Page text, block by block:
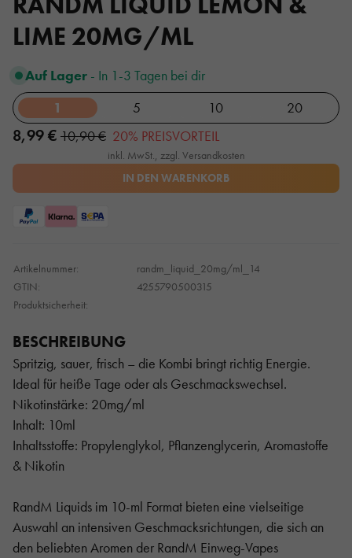
LIME 20MG/ML
Auf Lager - In 1-3 Tagen bei dir
1
5 10 20
8,99 € 10,90 € 20% PREISVORTEIL
inkl. MwSt., zzgl. Versandkosten
IN DEN WARENKORB
Artikelnummer:
randm_liquid_20mg/ml_14
GTIN:
4255790500315
Produktsicherheit:
BESCHREIBUNG
Spritzig, sauer, frisch – die Kombi bringt richtig Energie.
Ideal für heiße Tage oder als Geschmackswechsel.
Nikotinstärke: 20mg/ml
Inhalt: 10ml
Inhaltsstoffe: Propylenglykol, Pflanzenglycerin, Aromastoffe
& Nikotin
RandM Liquids im 10-ml Format bieten eine vielseitige
Auswahl an intensiven Geschmacksrichtungen, die sich an
den beliebten Aromen der RandM Einweg-Vapes